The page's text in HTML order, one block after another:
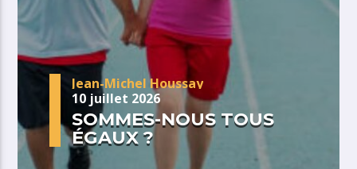
Jean-Michel Houssay
10 juillet 2026
SOMMES-NOUS TOUS
ÉGAUX ?